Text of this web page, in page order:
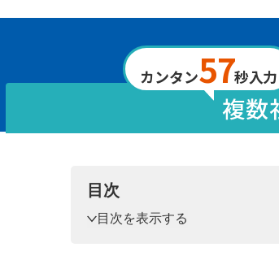
カンタン57秒入力
複数
目次
目次を表示する